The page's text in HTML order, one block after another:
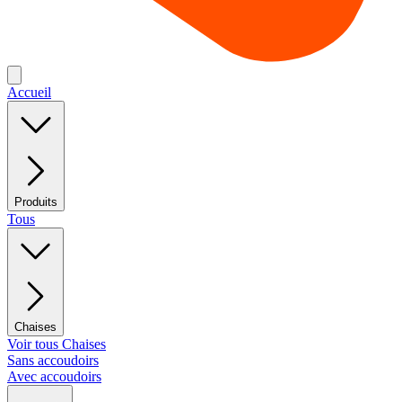
Accueil
Produits
Tous
Chaises
Voir tous Chaises
Sans accoudoirs
Avec accoudoirs